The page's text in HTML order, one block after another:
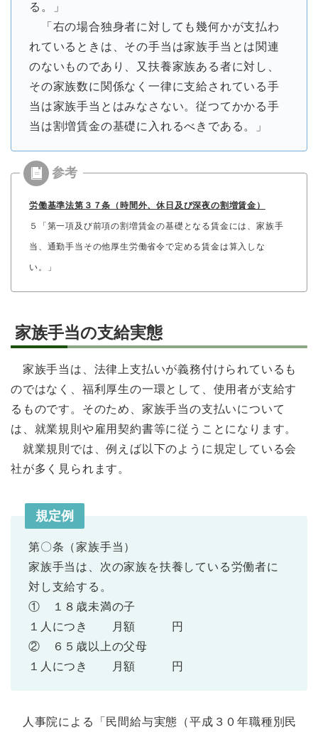
る。」
「右の場合独身者に対しても幾何かが支払わ
れているときは、その手当は家族手当とは関連
のないものであり、又扶養家族ある者に対し、
その家族数に関係なく一律に支給されている手
当は家族手当とはみなさない。従つてかかる手
当は割増賃金の基礎に入れるべきである。」
労働基準法第３７条（時間外、休日及び深夜の割増賃金）
５「第一項及び前項の割増賃金の基礎となる賃金には、家族手
当、通勤手当その他厚生労働省令で定める賃金は算入しな
い。」
家族手当の支給実態
家族手当は、法律上支払いが義務付けられているも
のではなく、福利厚生の一環として、使用者が支給す
るものです。そのため、家族手当の支払いについて
は、就業規則や雇用契約書等に従うことになります。
就業規則では、例えば以下のように規定している会
社が多く見られます。
規定例
第〇条（家族手当）
家族手当は、次の家族を扶養している労働者に
対し支給する。
① １８歳未満の子
１人につき 月額 円
② ６５歳以上の父母
１人につき 月額 円
人事院による「民間給与実態（平成３０年職種別民